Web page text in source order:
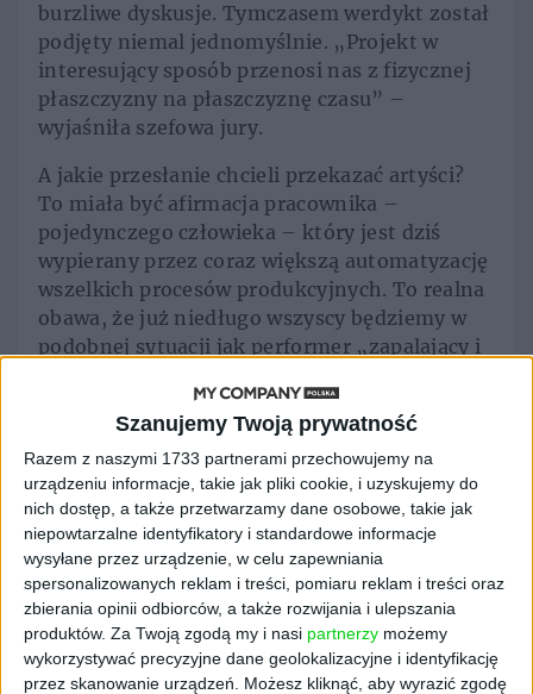
Szanujemy Twoją prywatność
Razem z naszymi 1733 partnerami przechowujemy na
urządzeniu informacje, takie jak pliki cookie, i uzyskujemy do
nich dostęp, a także przetwarzamy dane osobowe, takie jak
niepowtarzalne identyfikatory i standardowe informacje
wysyłane przez urządzenie, w celu zapewniania
spersonalizowanych reklam i treści, pomiaru reklam i treści oraz
zbierania opinii odbiorców, a także rozwijania i ulepszania
produktów. Za Twoją zgodą my i nasi partnerzy możemy
wykorzystywać precyzyjne dane geolokalizacyjne i identyfikację
przez skanowanie urządzeń. Możesz kliknąć, aby wyrazić zgodę
burzliwe dyskusje. Tymczasem werdykt został
podjęty niemal jednomyślnie. „Projekt w
interesujący sposób przenosi nas z fizycznej
płaszczyzny na płaszczyznę czasu” –
wyjaśniła szefowa jury.
A jakie przesłanie chcieli przekazać artyści?
To miała być afirmacja pracownika –
pojedynczego człowieka – który jest dziś
wypierany przez coraz większą automatyzację
wszelkich procesów produkcyjnych. To realna
obawa, że już niedługo wszyscy będziemy w
podobnej sytuacji jak performer „zapalający i
naprawdę absolutnie zbędni! Najbardziej
istotny i znaczący jest jednak sposób
finansowania całego projektu. To jego sens
oraz istota. Szwedzcy artyści przeznaczyli na
niego całą swoją nagrodę konkursową, a więc
olbrzymią kwotę 7 mln koron – ok. 2,8 mln zł.
Przy początkowej pensji pracownika,
ustalonej na 21,6 tys. koron, pieniędzy
wystarczy na 120 lat! Projekt w swoim
założeniu ma także uzmysłowić, w jaki sposób